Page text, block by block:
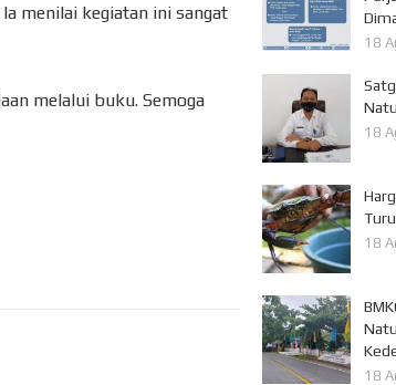
menilai kegiatan ini sangat
melalui buku. Semoga
18
18
18
18